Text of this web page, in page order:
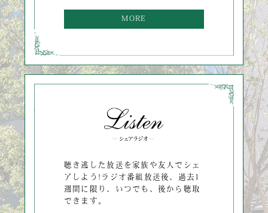
MORE
聴き逃した放送を家族や友人でシェ
アしよう!ラジオ番組放送後、過去1
週間に限り、いつでも、後から聴取
できます。